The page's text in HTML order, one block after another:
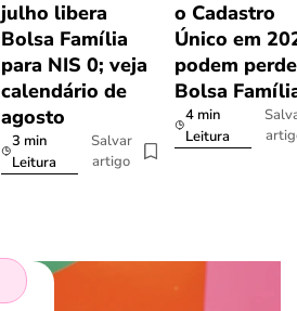
julho libera
Bolsa Família
para NIS 0; veja
calendário de
agosto
3 min
Leitura
Salvar
artigo
o Cadastro
Único em
podem
Bolsa
4 min
Leitura